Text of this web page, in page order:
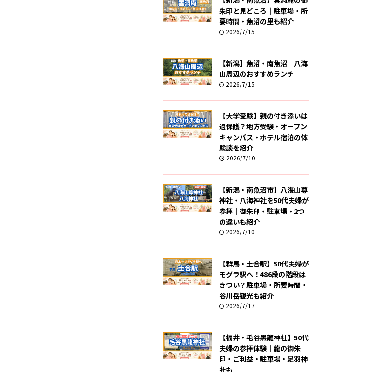
朱印と見どころ｜駐車場・所
要時間・魚沼の里も紹介
2026/7/15
【新潟】魚沼・南魚沼｜八海
山周辺のおすすめランチ
2026/7/15
【大学受験】親の付き添いは
過保護？地方受験・オープン
キャンパス・ホテル宿泊の体
験談を紹介
2026/7/10
【新潟・南魚沼市】八海山尊
神社・八海神社を50代夫婦が
参拝｜御朱印・駐車場・2つ
の違いも紹介
2026/7/10
【群馬・土合駅】50代夫婦が
モグラ駅へ！486段の階段は
きつい？駐車場・所要時間・
谷川岳観光も紹介
2026/7/17
【福井・毛谷黒龍神社】50代
夫婦の参拝体験｜龍の御朱
印・ご利益・駐車場・足羽神
社も